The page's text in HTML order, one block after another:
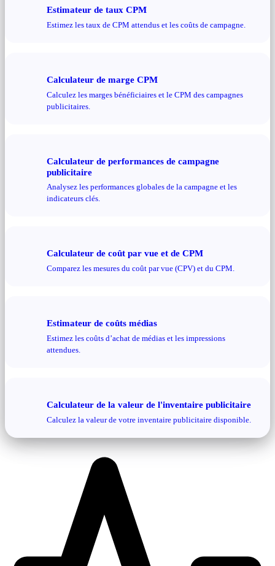
Estimateur de taux CPM
Estimez les taux de CPM attendus et les coûts de campagne.
Calculateur de marge CPM
Calculez les marges bénéficiaires et le CPM des campagnes
publicitaires.
Calculateur de performances de campagne
publicitaire
Analysez les performances globales de la campagne et les
indicateurs clés.
Calculateur de coût par vue et de CPM
Comparez les mesures du coût par vue (CPV) et du CPM.
Estimateur de coûts médias
Estimez les coûts d’achat de médias et les impressions
attendues.
Calculateur de la valeur de l'inventaire publicitaire
Calculez la valeur de votre inventaire publicitaire disponible.